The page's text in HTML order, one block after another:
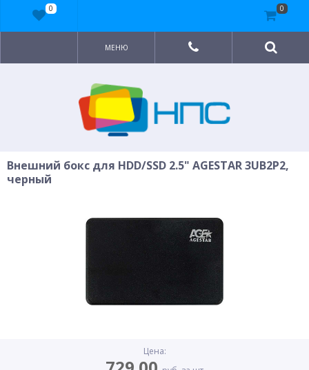
МЕНЮ
Внешний бокс для HDD/SSD 2.5" AGESTAR 3UB2P2,
черный
Цена:
0 0